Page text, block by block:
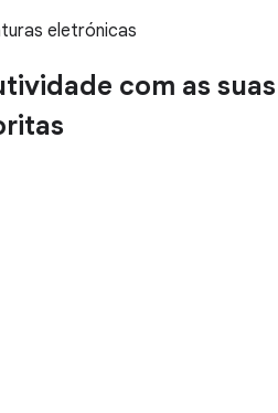
eletrónicas
com as suas